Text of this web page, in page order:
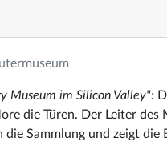
Museum im Silicon Valley":
die Türen. Der Leiter des
Sammlung und zeigt die